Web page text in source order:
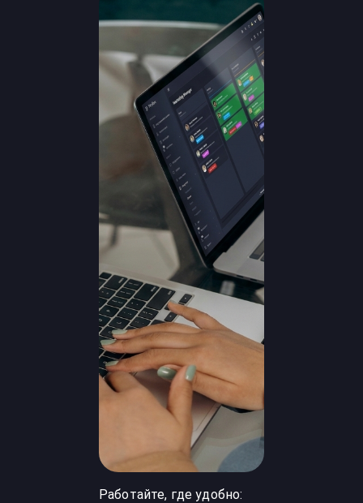
Работайте, где удобно: